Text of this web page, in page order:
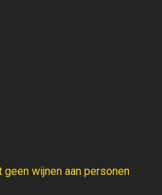
wijnen aan personen